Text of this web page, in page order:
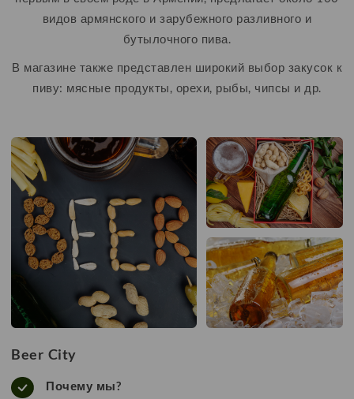
видов армянского и зарубежного разливного и
бутылочного пива.
В магазине также представлен широкий выбор закусок к
пиву: мясные продукты, орехи, рыбы, чипсы и др.
Beer City
Почему мы?